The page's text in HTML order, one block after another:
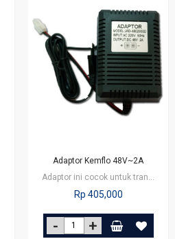
Adaptor Kemflo 48V~2A
Rp 405,000